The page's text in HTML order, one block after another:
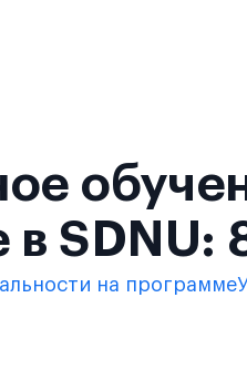
в SDNU:
на программе